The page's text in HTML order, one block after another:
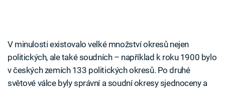
V minulosti existovalo velké množství okresů nejen
politických, ale také soudních – například k roku 1900 bylo
v českých zemích 133 politických okresů. Po druhé
světové válce byly správní a soudní okresy sjednoceny a